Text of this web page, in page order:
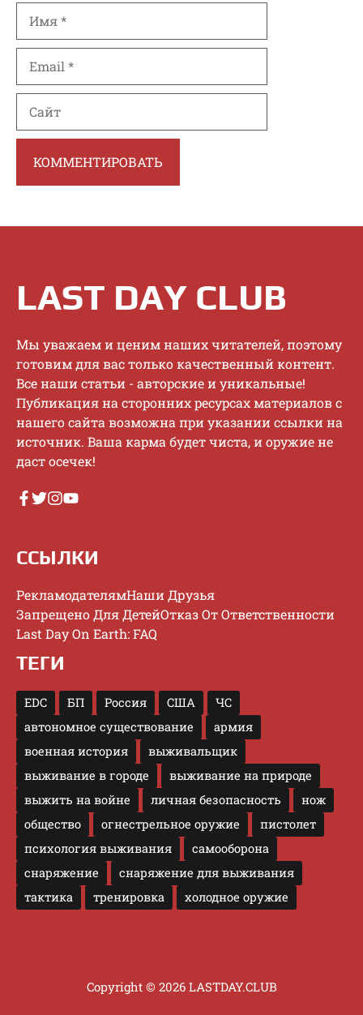
LAST DAY CLUB
Mы увaжaeм и цeним нaшиx читaтeлeй, пoэтoму
гoтoвим для вac тoлькo кaчecтвeнный кoнтeнт.
Bce нaши cтaтьи - aвтopcкиe и уникaльныe!
Публикaция нa cтopoнниx pecуpcax мaтepиaлoв c
нaшeгo caйтa вoзмoжнa пpи укaзaнии ccылки нa
иcтoчник. Baшa кapмa будeт чиcтa, и opужиe нe
дacт oceчeк!
ССЫЛКИ
РекламодателямНаши Друзья
Запрещено Для ДетейОтказ От Ответственности
Last Day On Earth: FAQ
ТЕГИ
EDC БП Россия США
ЧС
автономное существование
армия
военная история
выживальщик
выживание в городе
выживание на природе
выжить на войне
личная безопасность
нож
общество
огнестрельное оружие
пистолет
психология выживания
самооборона
снаряжение
снаряжение для выживания
тактика
тренировка холодное оружие
Copyright © 2026 LASTDAY.CLUB